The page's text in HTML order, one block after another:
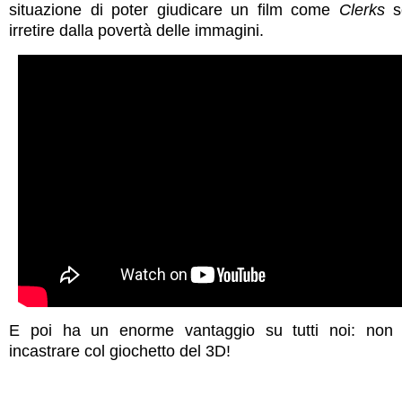
situazione di poter giudicare un film come Clerks
irretire dalla povertà delle immagini.
E poi ha un enorme vantaggio su tutti noi:
incastrare col giochetto del 3D!